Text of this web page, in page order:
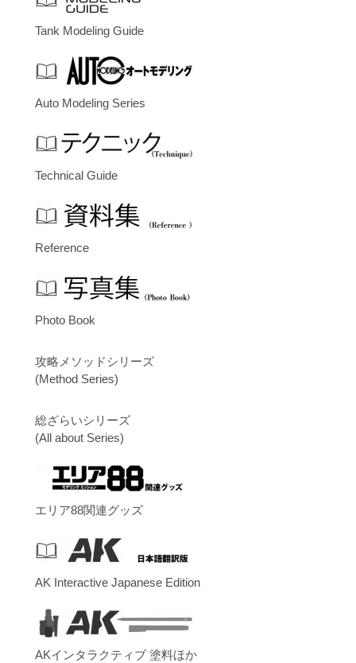
Tank Modeling Guide
Auto Modeling Series
Technical Guide
Reference
Photo Book
攻略メソッドシリーズ
(Method Series)
総ざらいシリーズ
(All about Series)
エリア88関連グッズ
AK Interactive Japanese Edition
AKインタラクティブ 塗料ほか